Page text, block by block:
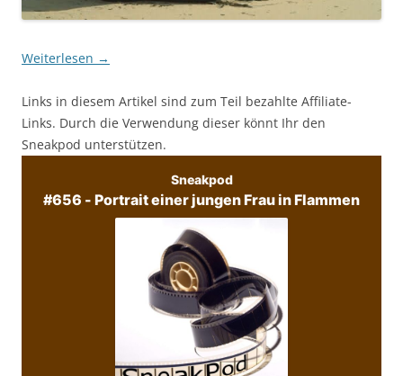
Weiterlesen →
Links in diesem Artikel sind zum Teil bezahlte Affiliate-
Links. Durch die Verwendung dieser könnt Ihr den
Sneakpod unterstützen.